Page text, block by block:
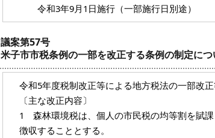
令和3年9月1日施行（一部施行日別途）
議案第57号
米子市市税条例の一部を改正する条例の制定につ
令和5年度税制改正等による地方税法の一部改
〔主な改正内容〕
1 森林環境税は、個人の市民税の均等割を賦
徴収することとする。